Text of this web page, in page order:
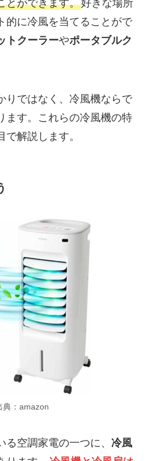
とができます。好きな場所
的に冷風を当てることがで
トクーラーやポータブルク
りではなく、冷風機ならで
ます。これらの冷風機の特
解説します。
典：amazon
空調家電の一つに、 冷風